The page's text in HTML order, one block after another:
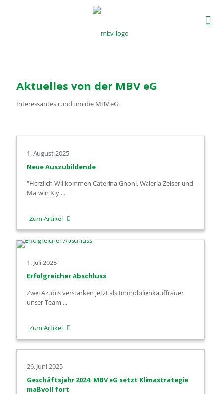
Aktuelles von der MBV eG
Interessantes rund um die MBV eG.
1. August 2025
Neue Auszubildende
"Herzlich Willkommen Caterina Gnoni, Waleria Zeiser und
Marwin Kiy ...
Zum Artikel-
Neue
1. Juli 2025
Erfolgreicher Abschluss
Zwei Azubis verstärken jetzt als Immobilienkauffrauen
unser Team ...
Zum Artikel-
Erfolgreicher
26. Juni 2025
Geschäftsjahr 2024: MBV eG setzt Klimastrategie
maßvoll fort